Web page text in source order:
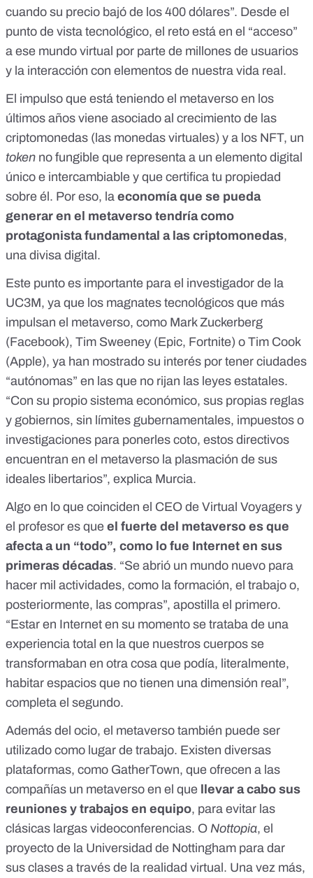
cuando su precio bajó de los 400 dólares”. Desde el
punto de vista tecnológico, el reto está en el “acceso”
a ese mundo virtual por parte de millones de usuarios
y la interacción con elementos de nuestra vida real.
El impulso que está teniendo el metaverso en los
últimos años viene asociado al crecimiento de las
criptomonedas (las monedas virtuales) y a los NFT, un
token no fungible que representa a un elemento digital
único e intercambiable y que certifica tu propiedad
sobre él. Por eso, la economía que se pueda
generar en el metaverso tendría como
protagonista fundamental a las criptomonedas,
una divisa digital.
Este punto es importante para el investigador de la
UC3M, ya que los magnates tecnológicos que más
impulsan el metaverso, como Mark Zuckerberg
(Facebook), Tim Sweeney (Epic, Fortnite) o Tim Cook
(Apple), ya han mostrado su interés por tener ciudades
“autónomas” en las que no rijan las leyes estatales.
“Con su propio sistema económico, sus propias reglas
y gobiernos, sin límites gubernamentales, impuestos o
investigaciones para ponerles coto, estos directivos
encuentran en el metaverso la plasmación de sus
ideales libertarios”, explica Murcia.
Algo en lo que coinciden el CEO de Virtual Voyagers y
el profesor es que el fuerte del metaverso es que
afecta a un “todo”, como lo fue Internet en sus
primeras décadas. “Se abrió un mundo nuevo para
hacer mil actividades, como la formación, el trabajo o,
posteriormente, las compras”, apostilla el primero.
“Estar en Internet en su momento se trataba de una
experiencia total en la que nuestros cuerpos se
transformaban en otra cosa que podía, literalmente,
habitar espacios que no tienen una dimensión real”,
completa el segundo.
Además del ocio, el metaverso también puede ser
utilizado como lugar de trabajo. Existen diversas
plataformas, como GatherTown, que ofrecen a las
compañías un metaverso en el que
llevar a cabo sus
reuniones y trabajos en equipo, para evitar las
clásicas largas videoconferencias. O Nottopia, el
proyecto de la Universidad de Nottingham para dar
sus clases a través de la realidad virtual. Una vez más,